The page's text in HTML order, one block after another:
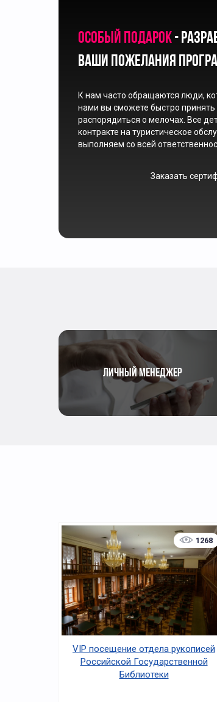
Особый подарок-
ваши пожелания
К нам часто обращаются люди,
нами вы сможете быстро принять
распорядиться о мелочах. Все
контракте на туристическое
выполняем со всей
Заказать
ЛИЧНЫЙ МЕНЕДЖЕР
1268
VIP посещение отдела рукописей
Российской Государственной
Библиотеки